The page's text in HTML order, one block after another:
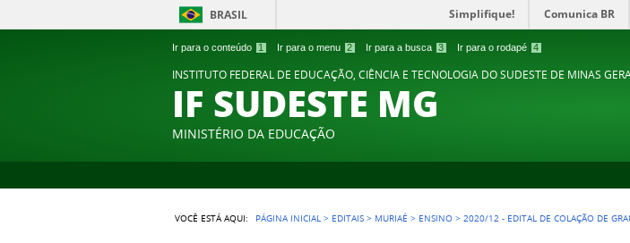
Ir para o conteúdo 1 Ir para o menu 2 Ir para a busca 3 Ir para o rodapé 4
BRASIL Simplifique! Comunica BR
INSTITUTO FEDERAL DE EDUCAÇÃO, CIÊNCIA E TECNOLOGIA DO SUDESTE DE MINAS
IF SUDESTE MG
MINISTÉRIO DA EDUCAÇÃO
VOCÊ ESTÁ AQUI: PÁGINA INICIAL > EDITAIS > MURIAÉ > ENSINO >2020/12 - EDITAL DE COLAÇÃO DE